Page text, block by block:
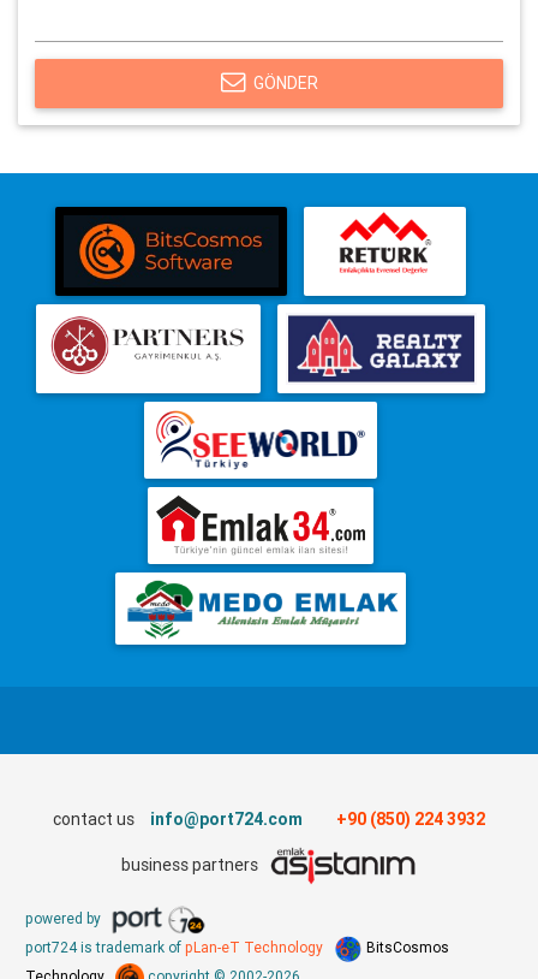
GÖNDER
contact us info@port724.com +90 (850) 224 3932
business partners
powered by
port724 is trademark of pLan-eT Technology
BitsCosmos